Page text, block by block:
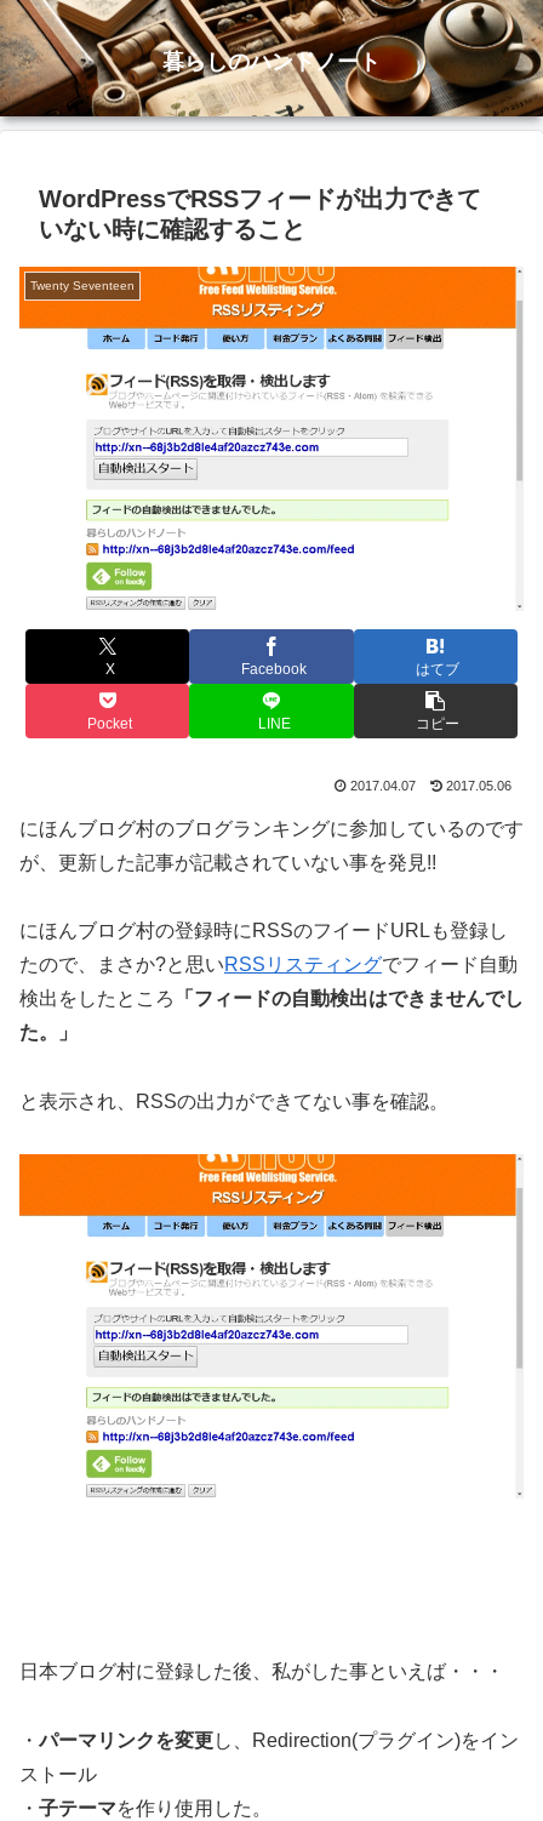
暮らしのハンドノート
WordPressでRSSフィードが出力できて
いない時に確認すること
Twenty Seventeen
X Facebook はてブ
Pocket LINE コピー
2017.04.07 2017.05.06
にほんブログ村のブログランキングに参加しているのです
が、更新した記事が記載されていない事を発見!!
にほんブログ村の登録時にRSSのフイードURLも登録し
たので、まさか?と思いRSSリスティングでフィード自動
検出をしたところ
「フィードの自動検出はできませんでし
た。」
と表示され、RSSの出力ができてない事を確認。
日本ブログ村に登録した後、私がした事といえば・・・
・パーマリンクを変更し、Redirection(プラグイン)をイン
ストール
・ 子テーマを作り使用した。